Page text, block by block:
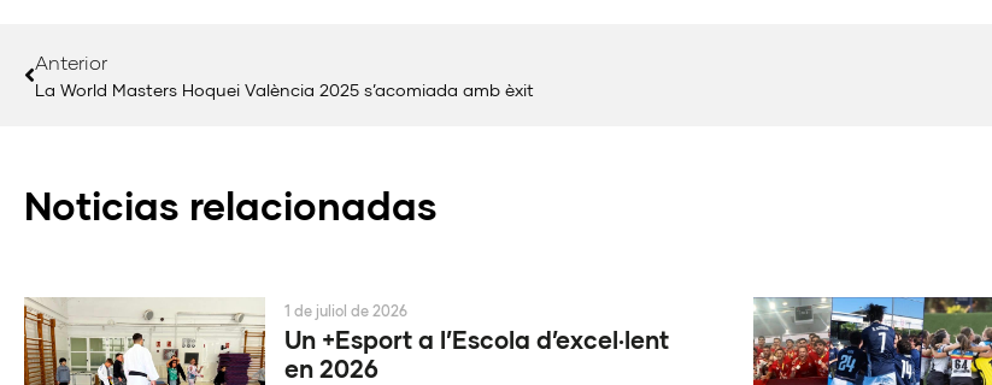
Anterior
La World Masters Hoquei València 2025 s’acomiada amb èxit
Noticias relacionadas
Un +Esport a l’Escola d’excel·lent
en 2026
1 de juliol de 2026